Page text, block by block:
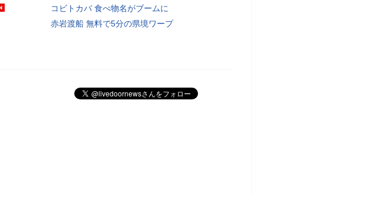
コビトカバ 食べ物名がブームに
赤岩渡船 無料で5分の県境ワープ